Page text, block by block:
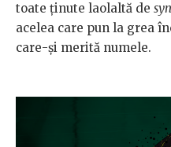
toate ținute laolaltă de
acelea care pun la grea
care-și merită numele.